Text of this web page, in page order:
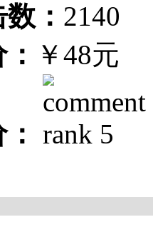
： 2140
￥48元